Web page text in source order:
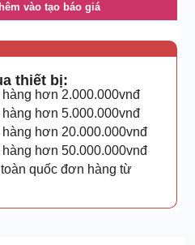
vào tạo báo giá
thiết bị:
hơn 2.000.000vnđ
hơn 5.000.000vnđ
hơn 20.000.000vnđ
hơn 50.000.000vnđ
quốc đơn hàng từ